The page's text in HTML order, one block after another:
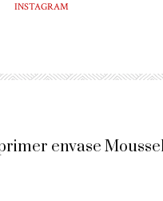
INSTAGRAM
envase